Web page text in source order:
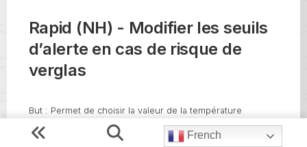
Rapid (NH) - Modifier les seuils
d’alerte en cas de risque de
verglas
But : Permet de choisir la valeur de la température
extérieur pour le risque de verglas pour lequel l'alerte
French